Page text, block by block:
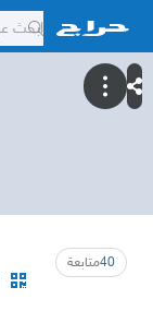
40متابعة